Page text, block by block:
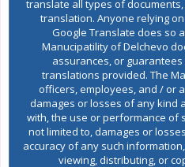
E-
translate all types of
translation. Anyone relying
Google Translate does so
Manucipatility of Delchevo
assurances, or
translations provided. The
officers, employees, and / or
damages or losses of any kind
with, the use or performance of
not limited to, damages or
accuracy of any such
viewing, distributing, or